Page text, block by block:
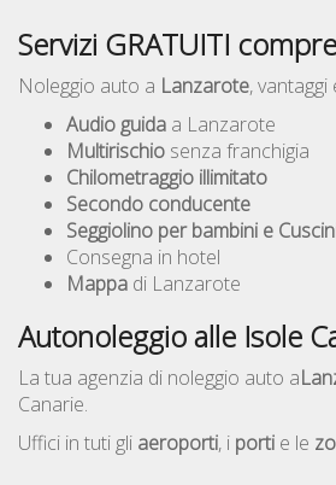
Servizi GRATUITI
Noleggio auto a Lanzarote, vantaggi
Audio guida a Lanzarote
Multirischio senza franchigia
Chilometraggio illimitato
Secondo conducente
Seggiolino per bambini e
Consegna in hotel
Mappa di Lanzarote
Autonoleggio alle Isole
La tua agenzia di noleggio auto a
Canarie.
Uffici in tuti gli aeroporti, i porti e le